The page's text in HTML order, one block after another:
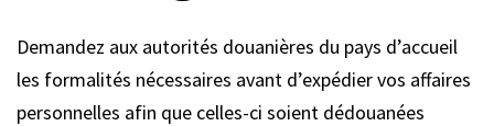
Demandez aux autorités douanières du pays d’accueil
les formalités nécessaires avant d’expédier vos affaires
personnelles afin que celles-ci soient dédouanées